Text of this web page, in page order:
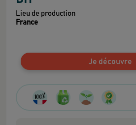
Lieu de production
France
Je découvre